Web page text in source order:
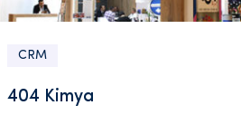
CRM
404 Kimya